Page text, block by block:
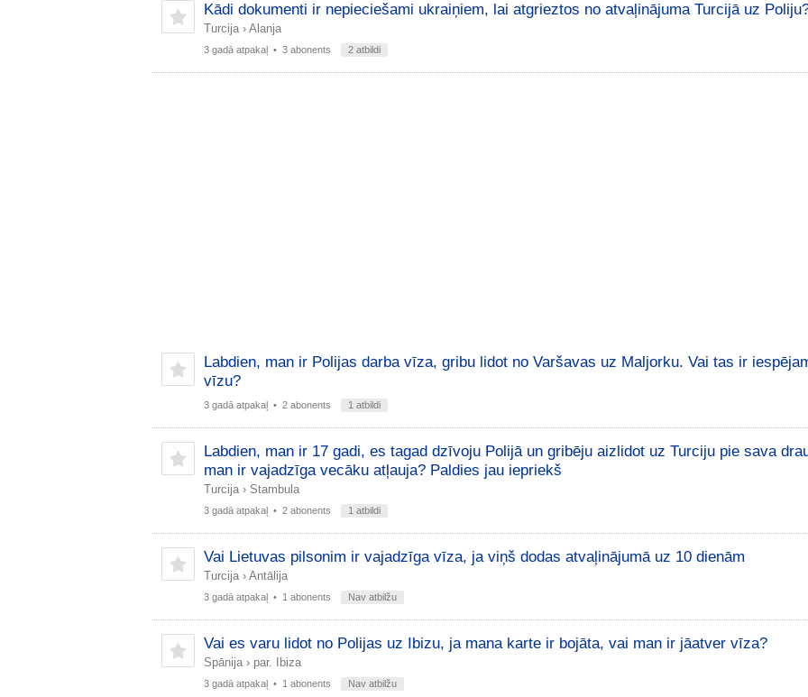
Kādi dokumenti ir nepieciešami ukraiņiem, lai atgrieztos no atvaļinājuma Turcijā uz
Turcija› Alanja
3 gadā atpakaļ• 3 abonents 2 atbildi
Labdien, man ir Polijas darba vīza, gribu lidot no Varšavas uz Maljorku. Vai tas ir
vīzu?
3 gadā atpakaļ• 2 abonents 1 atbildi
Labdien, man ir 17 gadi, es tagad dzīvoju Polijā un gribēju aizlidot uz Turciju pie sava
man ir vajadzīga vecāku atļauja? Paldies jau iepriekš
Turcija› Stambula
3 gadā atpakaļ• 2 abonents 1 atbildi
Vai Lietuvas pilsonim ir vajadzīga vīza, ja viņš dodas atvaļinājumā uz 10 dienām
Turcija› Antālija
3 gadā atpakaļ• 1 abonents Nav atbilžu
Vai es varu lidot no Polijas uz Ibizu, ja mana karte ir bojāta, vai man ir jāatver vīza?
Spānija› par. Ibiza
3 gadā atpakaļ• 1 abonents Nav atbilžu